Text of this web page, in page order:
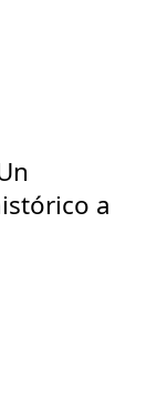
a